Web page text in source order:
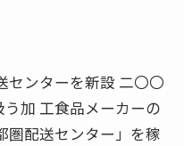
センターを新設 二〇〇
加 工食品メーカーの
圏配送センター」を稼